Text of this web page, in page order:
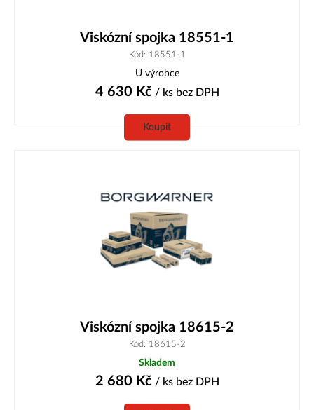
Viskózní spojka 18551-1
Kód: 18551-1
U výrobce
4 630 Kč/ ks bez DPH
Koupit
Viskózní spojka 18615-2
Kód: 18615-2
Skladem
2 680 Kč/ ks bez DPH